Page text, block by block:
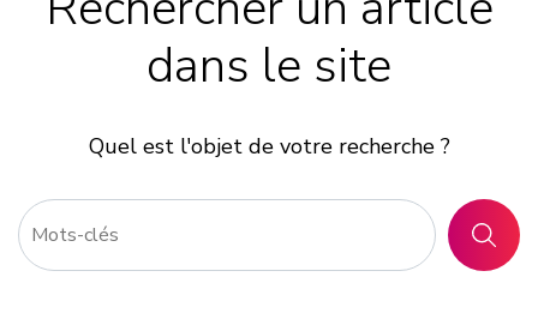
dans le site
Quel est l'objet de votre recherche ?